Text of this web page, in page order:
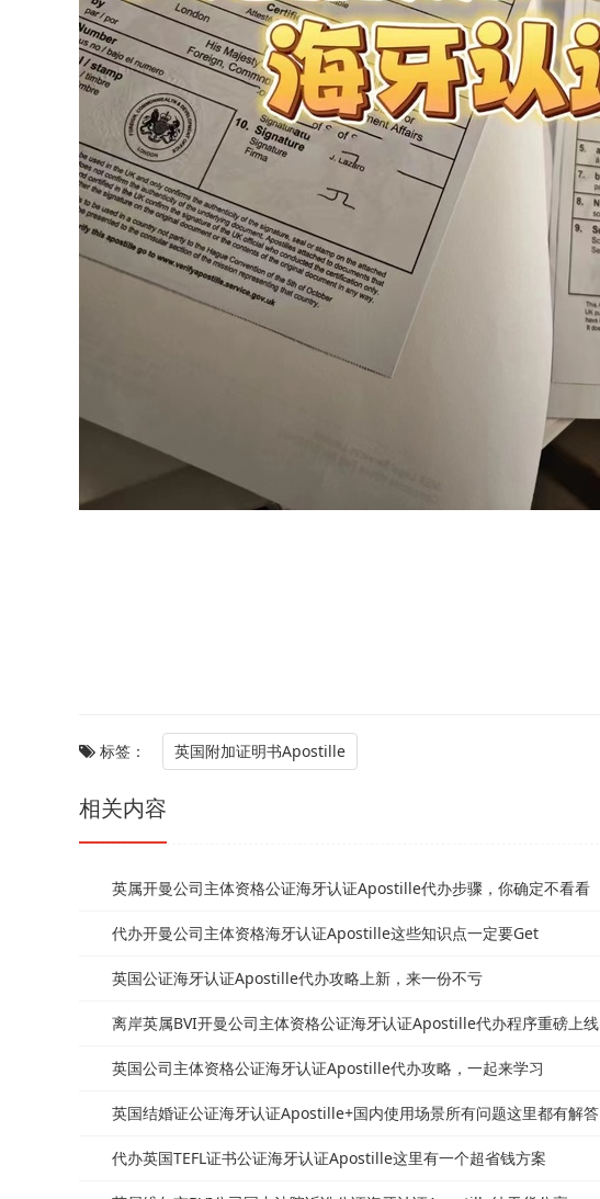
标签： 英国附加证明书Apostille
相关内容
英属开曼公司主体资格公证海牙认证Apostille代办步骤，你确定不看看
代办开曼公司主体资格海牙认证Apostille这些知识点一定要Get
英国公证海牙认证Apostille代办攻略上新，来一份不亏
离岸英属BVI开曼公司主体资格公证海牙认证Apostille代办程序重磅上线
英国公司主体资格公证海牙认证Apostille代办攻略，一起来学习
英国结婚证公证海牙认证Apostille+国内使用场景所有问题这里都有解答
代办英国TEFL证书公证海牙认证Apostille这里有一个超省钱方案